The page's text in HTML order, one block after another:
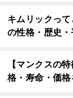
キムリックっ
の性格・歴史・
【マンクスの
格・寿命・価格